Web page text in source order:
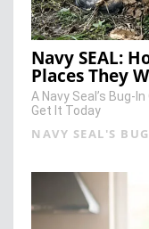
Navy SEAL:
Places They
A Navy Seal’s Bug-
Get It Today
NAVY SEAL'S